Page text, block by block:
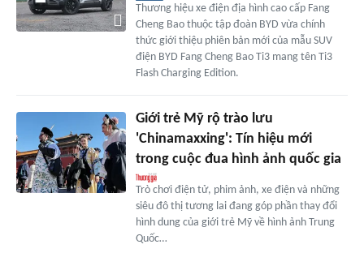
Thương hiệu xe điện địa hình cao cấp Fang
Cheng Bao thuộc tập đoàn BYD vừa chính
thức giới thiệu phiên bản mới của mẫu SUV
điện BYD Fang Cheng Bao Ti3 mang tên Ti3
Flash Charging Edition.
Giới trẻ Mỹ rộ trào lưu
'Chinamaxxing': Tín hiệu mới
trong cuộc đua hình ảnh quốc gia
Trò chơi điện tử, phim ảnh, xe điện và những
siêu đô thị tương lai đang góp phần thay đổi
hình dung của giới trẻ Mỹ về hình ảnh Trung
Quốc…